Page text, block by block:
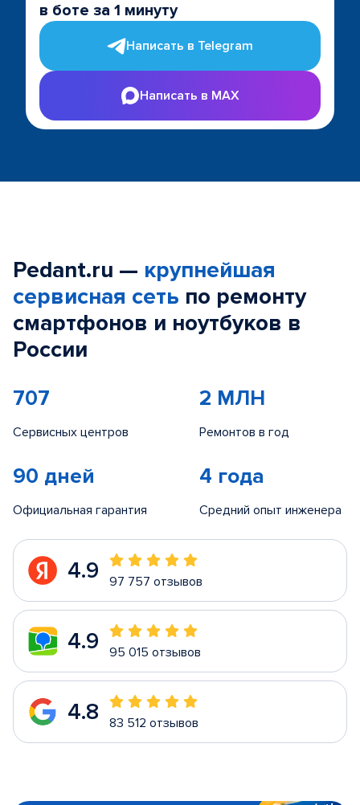
в боте за 1 минуту
Написать в Telegram
Написать в MAX
Pedant.ru — крупнейшая
сервисная сеть по ремонту
смартфонов и ноутбуков в
России
707
Сервисных центров
2 МЛН
Ремонтов в год
90 дней
Официальная гарантия
4 года
Средний опыт инженера
4.9 97 757 отзывов
4.9 95 015 отзывов
4.8 83 512 отзывов